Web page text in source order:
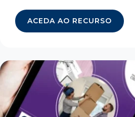
ACEDA AO RECURSO